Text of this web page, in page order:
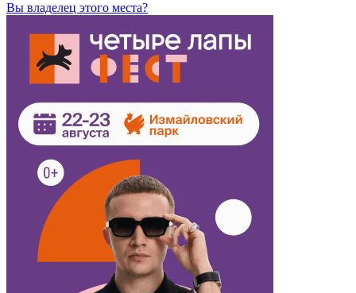
Вы владелец этого места?